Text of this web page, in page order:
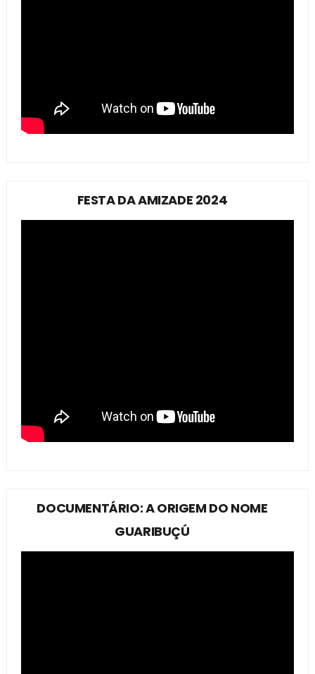
FESTA DA AMIZADE 2024
DOCUMENTÁRIO: A ORIGEM DO NOME
GUARIBUÇÚ